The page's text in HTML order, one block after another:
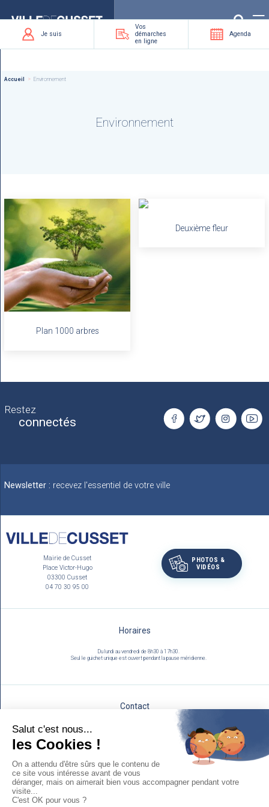
vous
Je suis
Vos
démarches
en ligne
Agenda
Accueil Environnement
Environnement
Plan 1000 arbres
Deuxième fleur
Restez
connectés
Newsletter : recevez l'essentiel de votre ville
Mairie de Cusset
Place Victor-Hugo
03300 Cusset
04 70 30 95 00
PHOTOS &
VIDÉOS
Horaires
Du lundi au vendredi de 8h30 à 17h30.
Seul le guichet unique est ouvert pendant la pause méridienne.
Contact